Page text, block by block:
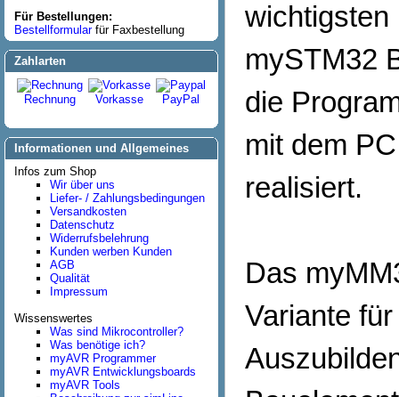
Für Bestellungen:
Bestellformularfür Faxbestellung
Zahlarten
Rechnung Vorkasse PayPal
Informationen und Allgemeines
Infos zum Shop
Wir über uns
Liefer- / Zahlungsbedingungen
Versandkosten
Datenschutz
Widerrufsbelehrung
Kunden werben Kunden
AGB
Qualität
Impressum
Wissenswertes
Was sind Mikrocontroller?
Was benötige ich?
myAVR Programmer
myAVR Entwicklungsboards
myAVR Tools
wichtigsten
mySTM32
die
mit dem
realisiert.
Das
Variante